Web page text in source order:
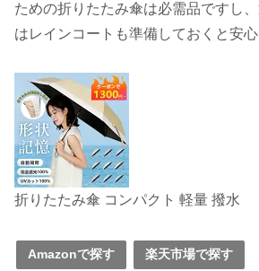
ための折りたたみ傘は必需品ですし
はレインコートも準備しておくと安心
折りたたみ傘 コンパクト 軽量 撥水
Amazonで探す 楽天市場で探す